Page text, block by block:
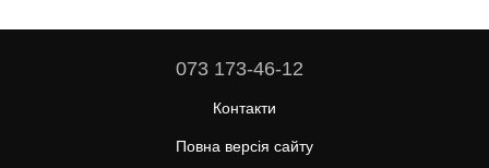
073 173-46-12
Контакти
Повна версія сайту